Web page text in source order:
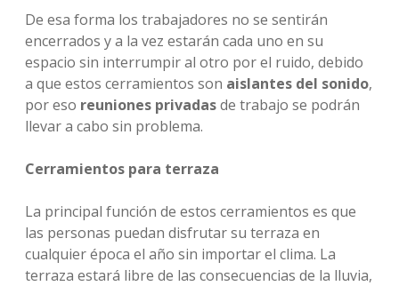
De esa forma los trabajadores no se sentirán
encerrados y a la vez estarán cada uno en su
espacio sin interrumpir al otro por el ruido, debido
a que estos cerramientos son aislantes del sonido,
por eso reuniones privadasde trabajo se podrán
llevar a cabo sin problema.
Cerramientos para terraza
La principal función de estos cerramientos es que
las personas puedan disfrutar su terraza en
cualquier época el año sin importar el clima. La
terraza estará libre de las consecuencias de la lluvia,